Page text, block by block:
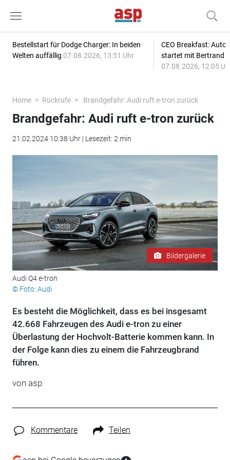
Bestellstart für Dodge Charger: In beiden
Welten auffällig 07.08.2026, 13:51 Uhr
CEO Breakfast:
startet mit Bertrand
07.08.2026, 12:05
Home Rückrufe Brandgefahr: Audi ruft e-tron zurück
Brandgefahr: Audi ruft e-tron zurück
21.02.2024 10:38 Uhr | Lesezeit: 2 min
Bildergalerie
Audi Q4 e-tron
© Foto: Audi
Es besteht die Möglichkeit, dass es bei insgesamt
42.668 Fahrzeugen des Audi e-tron zu einer
Überlastung der Hochvolt-Batterie kommen kann. In
der Folge kann dies zu einem die Fahrzeugbrand
führen.
von asp
Kommentare Teilen